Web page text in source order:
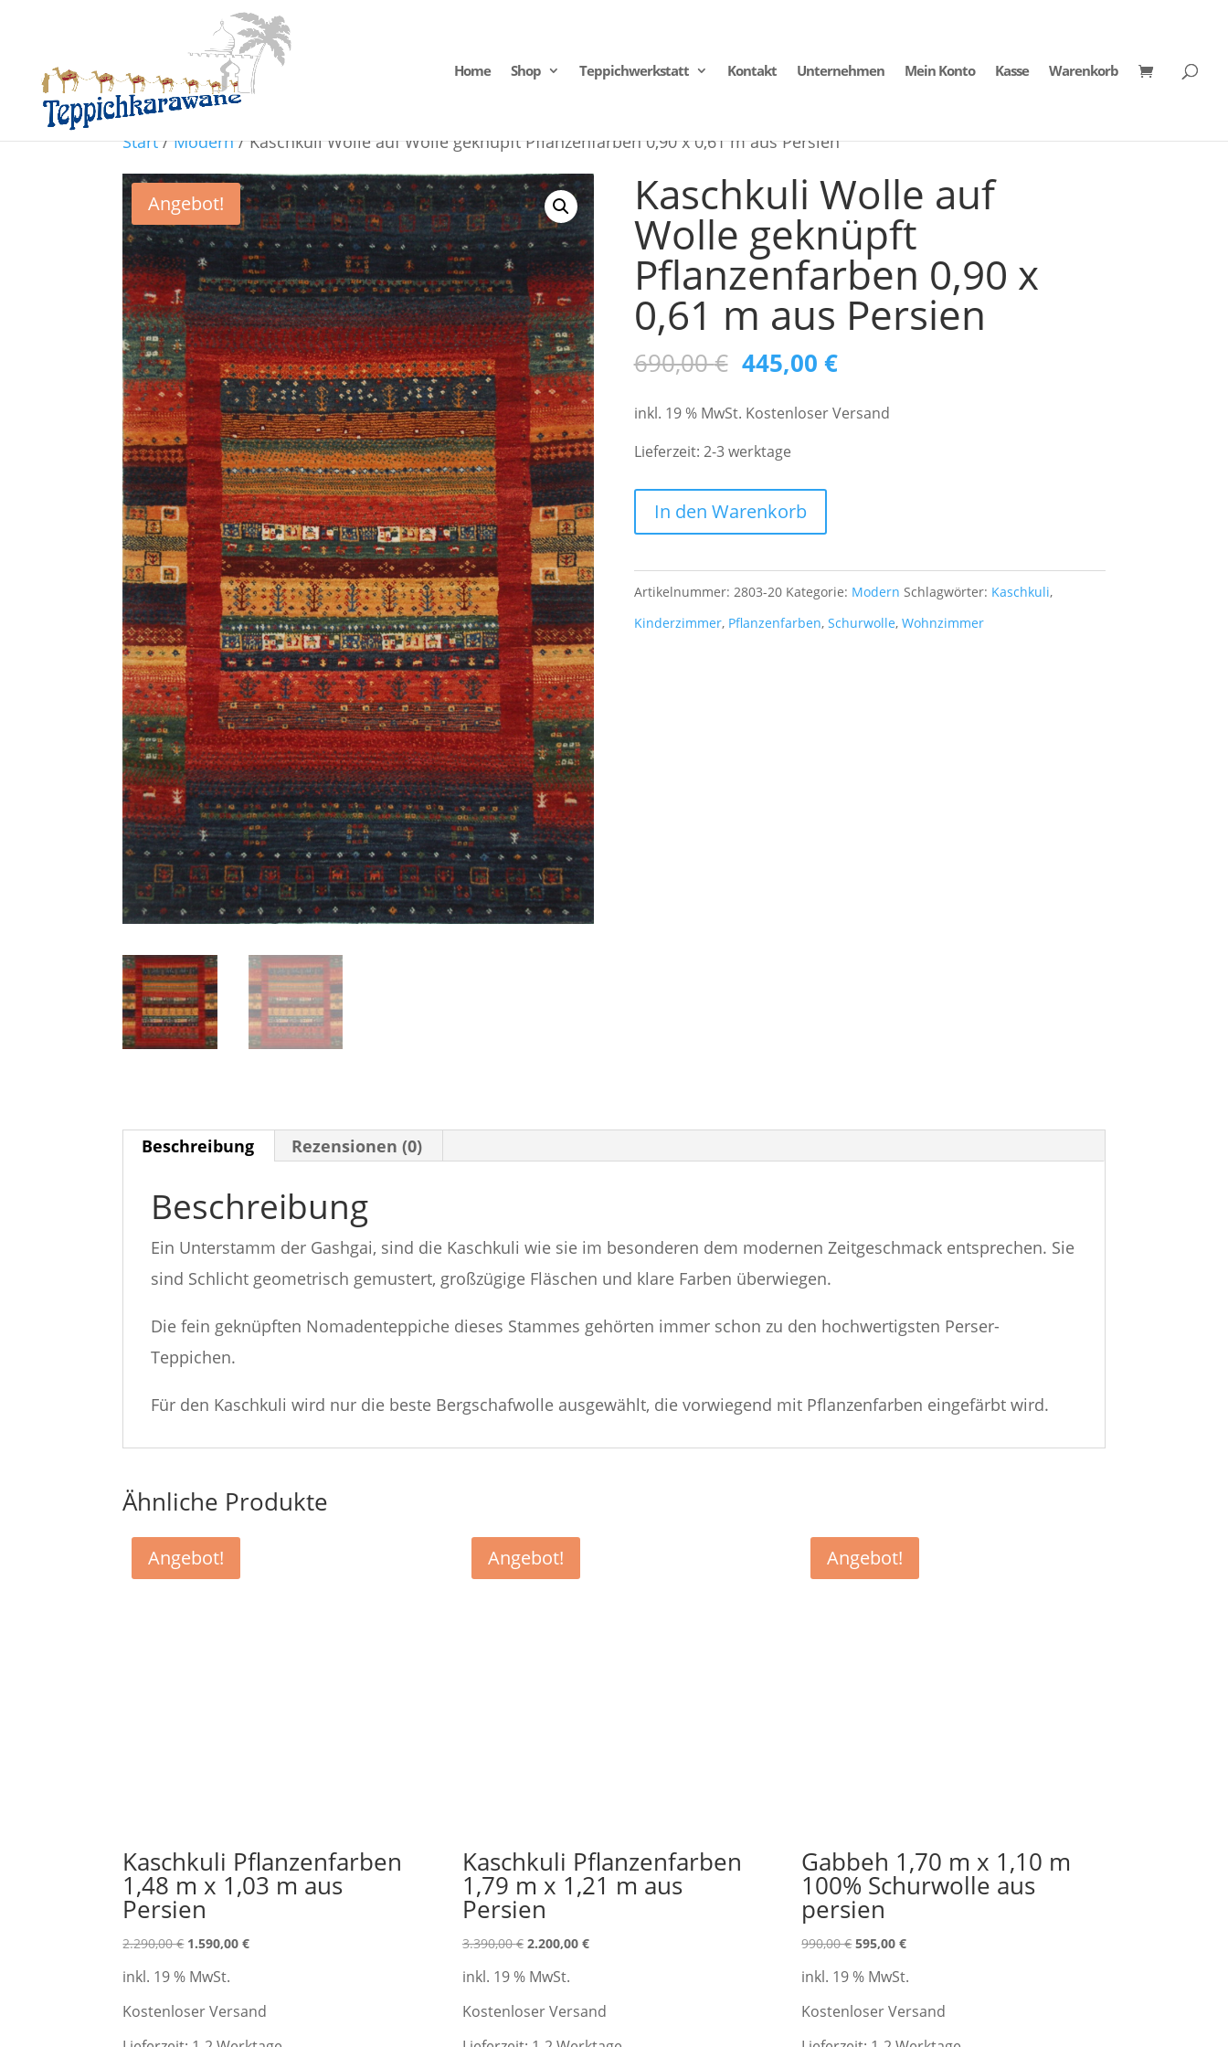
Home Shop Teppichwerkstatt Kontakt Unternehmen Mein Konto Kasse Warenkorb
Start/Modern/ Kaschkuli Wolle auf Wolle geknüpft Pflanzenfarben 0,90 x 0,61 m aus Persien
Angebot! Kaschkuli Wolle auf
Wolle geknüpft
Pflanzenfarben 0,90 x
0,61 m aus Persien
690,00€ Ursprünglicher
war:
690,00 €
445,00 €Aktueller
ist:
inkl. 19 % MwSt. Kostenloser Versand
Lieferzeit: 2-3 werktage
Kaschkuli
Wolle
auf
Wolle
geknüpft
In den Warenkorb
Artikelnummer: 2803-20 Kategorie: Modern Schlagwörter: Kaschkuli,
Kinderzimmer, Pflanzenfarben, Schurwolle, Wohnzimmer
Beschreibung Rezensionen (0)
Beschreibung
Ein Unterstamm der Gashgai, sind die Kaschkuli wie sie im besonderen dem modernen Zeitgeschmack entsprechen. Sie
sind Schlicht geometrisch gemustert, großzügige Fläschen und klare Farben überwiegen.
Die fein geknüpften Nomadenteppiche dieses Stammes gehörten immer schon zu den hochwertigsten Perser-
Teppichen.
Für den Kaschkuli wird nur die beste Bergschafwolle ausgewählt, die vorwiegend mit Pflanzenfarben eingefärbt wird.
Ähnliche Produkte
Angebot!
Kaschkuli Pflanzenfarben
1,48 m x 1,03 m aus
Persien
2.290,00€ Ursprünglicher
war:
2.290,00 €
1.590,00€Aktueller
1.590,00 €.
inkl. 19 % MwSt.
Kostenloser Versand
Angebot!
Kaschkuli Pflanzenfarben
1,79 m x 1,21 m aus
Persien
3.390,00€ Ursprünglicher
war:
3.390,00 €
2.200,00 €Aktueller
2.200,00 €.
inkl. 19 % MwSt.
Kostenloser Versand
Angebot!
Gabbeh 1,70 m x 1,10 m
100% Schurwolle aus
persien
990,00€Ursprünglicher
war:
990,00 €
595,00€Aktueller
ist:
595,00 €.
inkl. 19 % MwSt.
Kostenloser Versand